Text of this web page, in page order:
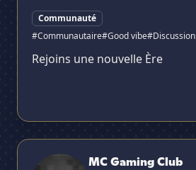
Communauté
#Communautaire#Good vibe#Discussion
Rejoins une nouvelle Ère
MC Gaming Club
MC Gaming Club